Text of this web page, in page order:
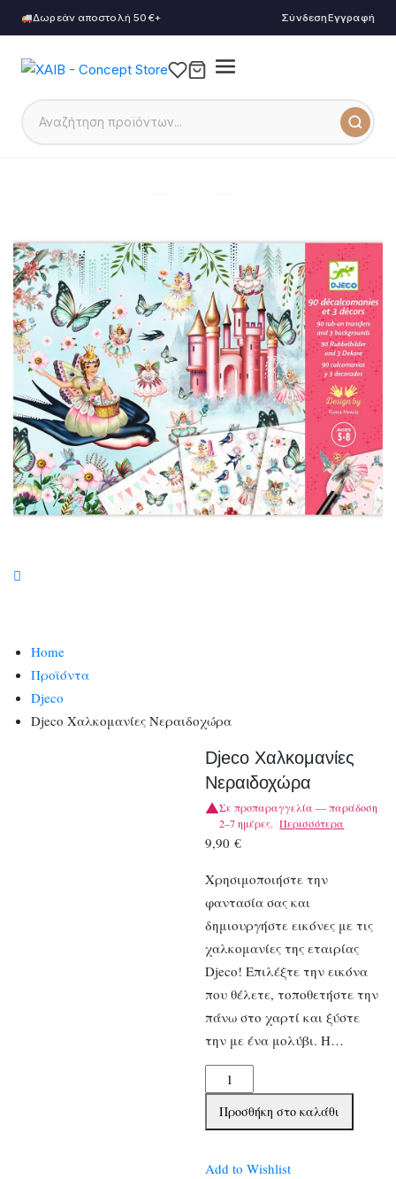
Δωρεάν αποστολή 50€+ ΣύνδεσηΕγγραφή
Home
Προϊόντα
Djeco
Djeco Χαλκομανίες Νεραιδοχώρα
Djeco Χαλκομανίες
Νεραιδοχώρα
Σε προπαραγγελία — παράδοση
2–7 ημέρες. Περισσότερα
9,90€
Χρησιμοποιήστε την
φαντασία σας και
δημιουργήστε εικόνες με τις
χαλκομανίες της εταιρίας
Djeco! Επιλέξτε την εικόνα
που θέλετε, τοποθετήστε την
πάνω στο χαρτί και ξύστε
την με ένα μολύβι. Η…
Djeco
Χαλκομανίες
Νεραιδοχώρα
Προσθήκη στο καλάθι
Add to Wishlist